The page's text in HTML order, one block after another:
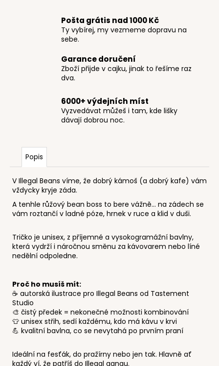
Pošta grátis nad 1000 Kč
Ty vybírej, my vezmeme dopravu na
sebe.
Garance doručení
Zboží přijde v cajku, jinak to řešíme raz
dva.
6000+ výdejních míst
Vyzvedávat můžeš i tam, kde lišky
dávají dobrou noc.
Popis
V Illegal Beans víme, že dobrý kámoš (a dobrý kafe) vám
vždycky kryje záda.
A tenhle růžový bean boss to bere vážně... na zádech se
vám roztančí v ladné póze, hrnek v ruce a klid v duši.
Tričko je unisex, z příjemné a vysokogramážní bavlny,
která vydrží i náročnou směnu za kávovarem nebo líné
nedělní odpoledne.
Proč ho musíš mít:
☕ autorská ilustrace pro Illegal Beans od Tastement
Studio
🎨 čistý předek = nekonečné možnosti kombinování
👕 unisex střih, sedí každému, kdo má kávu v krvi
💪 kvalitní bavlna, co se nevytahá po prvním praní
Ideální na fesťák, do pražírny nebo jen tak. Hlavně ať
každý ví, že patříš do Illegal gangu.